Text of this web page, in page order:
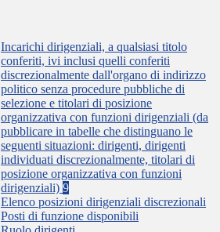
Incarichi dirigenziali, a qualsiasi titolo
conferiti, ivi inclusi quelli conferiti
discrezionalmente dall'organo di indirizzo
politico senza procedure pubbliche di
selezione e titolari di posizione
organizzativa con funzioni dirigenziali (da
pubblicare in tabelle che distinguano le
seguenti situazioni: dirigenti, dirigenti
individuati discrezionalmente, titolari di
posizione organizzativa con funzioni
dirigenziali) 9
Elenco posizioni dirigenziali discrezionali
Posti di funzione disponibili